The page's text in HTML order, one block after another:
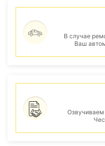
В случае
Ваш
Озвучиваем